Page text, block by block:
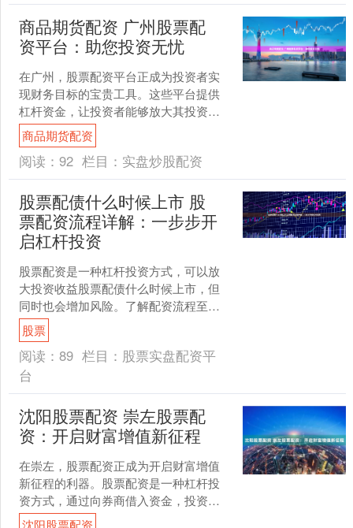
商品期货配资 广州股票配
资平台：助您投资无忧
在广州，股票配资平台正成为投资者实
现财务目标的宝贵工具。这些平台提供
杠杆资金，让投资者能够放大其投资组
合，从而增加潜在收益。 网络配资炒股
最大的优势在于可以放大....
商品期货配资
阅读： 92 栏目： 实盘炒股配资
股票配债什么时候上市 股
票配资流程详解：一步步开
启杠杆投资
股票配资是一种杠杆投资方式，可以放
大投资收益股票配债什么时候上市，但
同时也会增加风险。了解配资流程至关
重要，以确保安全、高效地进行投资。 *
**配资比例：**....
股票
阅读： 89 栏目： 股票实盘配资平
台
沈阳股票配资 崇左股票配
资：开启财富增值新征程
在崇左，股票配资正成为开启财富增值
新征程的利器。股票配资是一种杠杆投
资方式，通过向券商借入资金，投资者
可以放大自己的投资资金，从而获得更
沈阳股票配资